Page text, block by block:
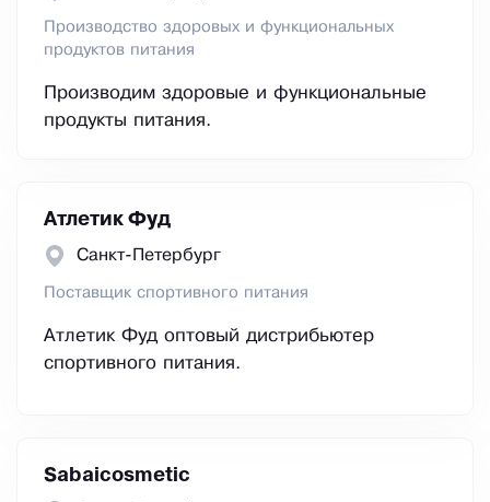
Производство здоровых и функциональных
продуктов питания
Производим здоровые и функциональные
продукты питания.
Атлетик Фуд
Санкт-Петербург
Поставщик спортивного питания
Атлетик Фуд оптовый дистрибьютер
спортивного питания.
Sabaicosmetic